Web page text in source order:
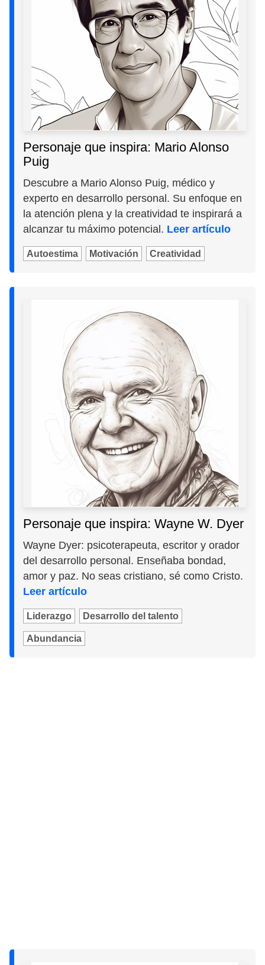
Personaje que inspira: Mario Alonso
Puig
Descubre a Mario Alonso Puig, médico y
experto en desarrollo personal. Su enfoque en
la atención plena y la creatividad te inspirará a
alcanzar tu máximo potencial. Leer artículo
Autoestima Motivación Creatividad
Personaje que inspira: Wayne W. Dyer
Wayne Dyer: psicoterapeuta, escritor y orador
del desarrollo personal. Enseñaba bondad,
amor y paz. No seas cristiano, sé como Cristo.
Leer artículo
Liderazgo Desarrollo del talento
Abundancia